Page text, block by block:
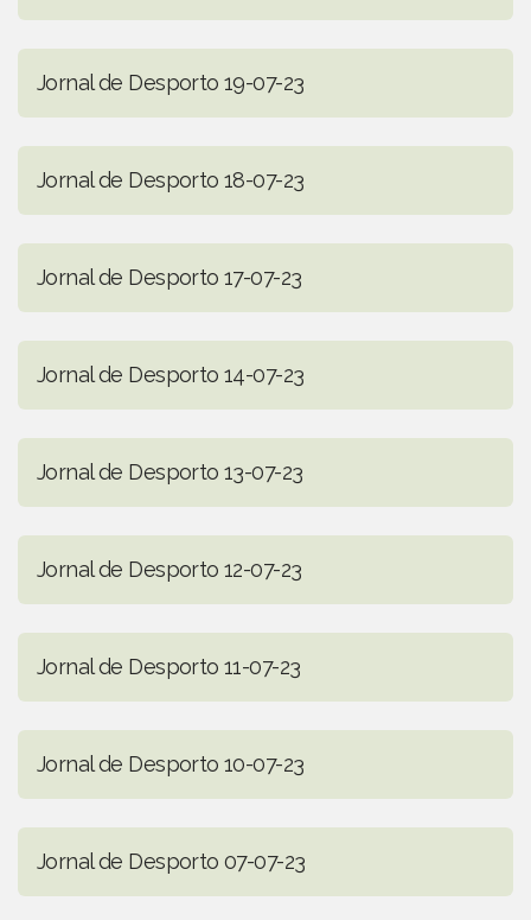
Jornal de Desporto 19-07-23
Jornal de Desporto 18-07-23
Jornal de Desporto 17-07-23
Jornal de Desporto 14-07-23
Jornal de Desporto 13-07-23
Jornal de Desporto 12-07-23
Jornal de Desporto 11-07-23
Jornal de Desporto 10-07-23
Jornal de Desporto 07-07-23